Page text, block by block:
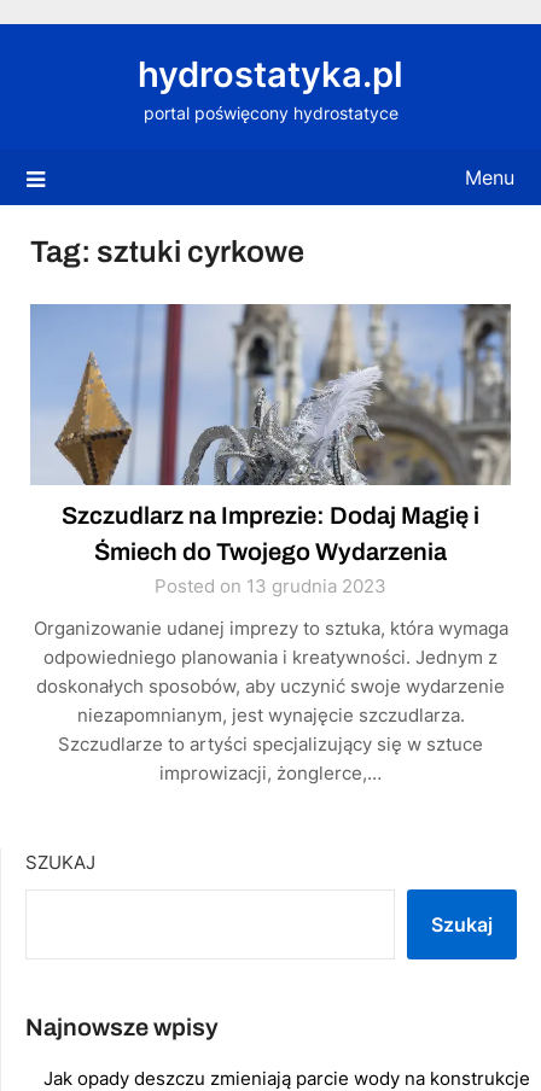
hydrostatyka.pl
portal poświęcony hydrostatyce
Menu
Tag: sztuki cyrkowe
Szczudlarz na Imprezie: Dodaj Magię i
Śmiech do Twojego Wydarzenia
Posted on 13 grudnia 2023
Organizowanie udanej imprezy to sztuka, która wymaga
odpowiedniego planowania i kreatywności. Jednym z
doskonałych sposobów, aby uczynić swoje wydarzenie
niezapomnianym, jest wynajęcie szczudlarza.
Szczudlarze to artyści specjalizujący się w sztuce
improwizacji, żonglerce,…
SZUKAJ
Szukaj
Najnowsze wpisy
Jak opady deszczu zmieniają parcie wody na konstrukcje